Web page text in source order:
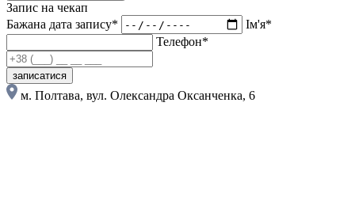
Запис на чекап
Бажана дата запису*
Ім'я*
Телефон*
записатися
м. Полтава, вул. Олександра Оксанченка, 6